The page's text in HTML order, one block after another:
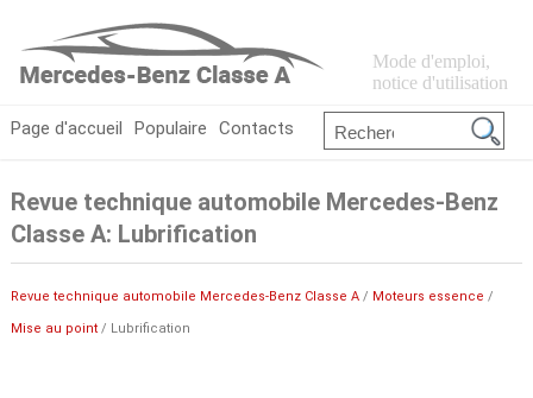
Mode d'emploi,
notice d'utilisation
Page d'accueil Populaire Contacts
Revue technique automobile Mercedes-Benz
Classe A: Lubrification
Revue technique automobile Mercedes-Benz Classe A/ Moteurs essence /
Mise au point/ Lubrification